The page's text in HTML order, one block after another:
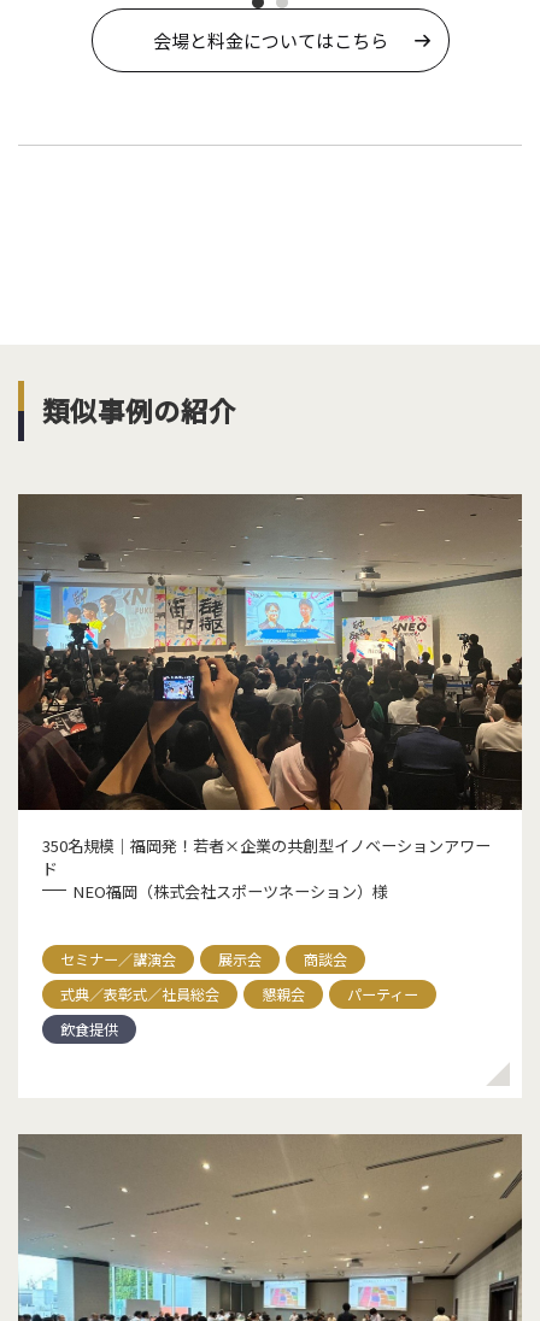
会場と料⾦についてはこちら
類似事例の紹介
350名規模｜福岡発！若者×企業の共創型イノベーションアワー
ド
NEO福岡（株式会社スポーツネーション）様
セミナー／講演会 展⽰会
商談会
式典／表彰式／社員総会
懇親会
パーティー
飲食提供